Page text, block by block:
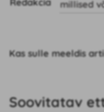
millised
Kas sulle meeldis
Soovitatav